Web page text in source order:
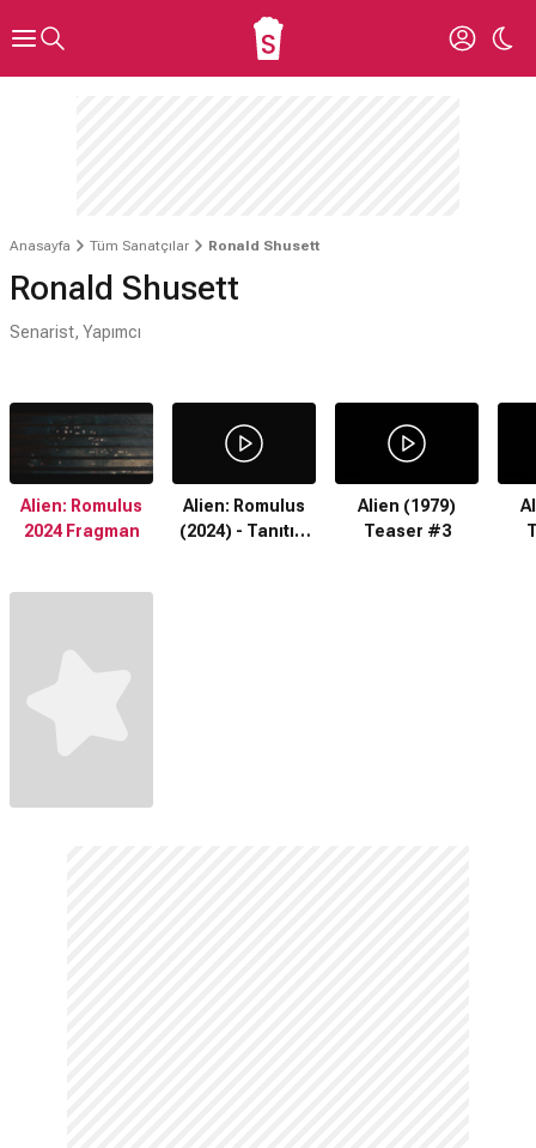
Anasayfa Tüm Sanatçılar Ronald Shusett
Ronald Shusett
Senarist, Yapımcı
Alien: Romulus
2024 Fragman
Alien: Romulus
(2024) - Tanıtım
Alien (1979)
Teaser #3